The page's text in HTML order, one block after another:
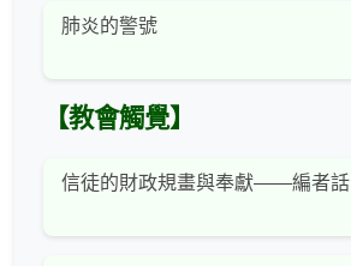
肺炎的警號
【教會觸覺】
信徒的財政規畫與奉獻——編者話